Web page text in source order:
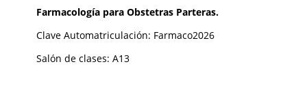
Farmacología para Obstetras Parteras.
Clave Automatriculación: Farmaco2026
Salón de clases: A13